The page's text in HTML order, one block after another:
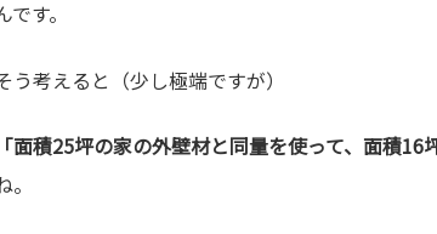
です。
う考えると（少し極端ですが）
「面積25坪の家の外壁材と同量を使って、面積16
。